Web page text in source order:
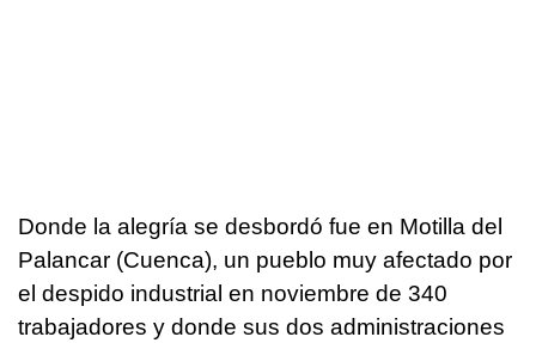
Donde la alegría se desbordó fue en Motilla del
Palancar (Cuenca), un pueblo muy afectado por
el despido industrial en noviembre de 340
trabajadores y donde sus dos administraciones